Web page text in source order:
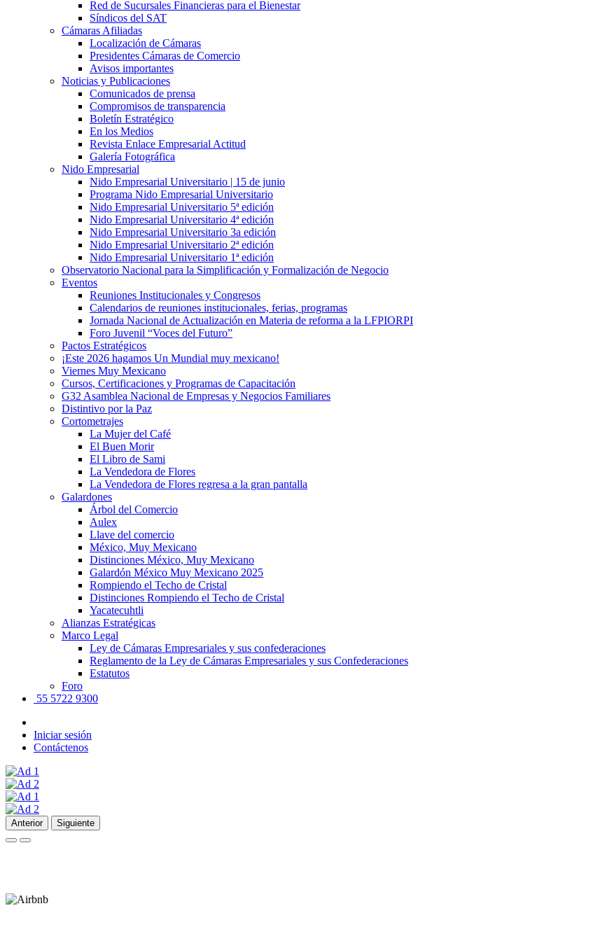
Red de Sucursales Financieras para el Bienestar
Síndicos del SAT
Cámaras Afiliadas
Localización de Cámaras
Presidentes Cámaras de Comercio
Avisos importantes
Noticias y Publicaciones
Comunicados de prensa
Compromisos de transparencia
Boletín Estratégico
En los Medios
Revista Enlace Empresarial Actitud
Galería Fotográfica
Nido Empresarial
Nido Empresarial Universitario | 15 de junio
Programa Nido Empresarial Universitario
Nido Empresarial Universitario 5ª edición
Nido Empresarial Universitario 4ª edición
Nido Empresarial Universitario 3a edición
Nido Empresarial Universitario 2ª edición
Nido Empresarial Universitario 1ª edición
Observatorio Nacional para la Simplificación y Formalización de Negocio
Eventos
Reuniones Institucionales y Congresos
Calendarios de reuniones institucionales, ferias, programas
Jornada Nacional de Actualización en Materia de reforma a la LFPIORPI
Foro Juvenil “Voces del Futuro”
Pactos Estratégicos
¡Este 2026 hagamos Un Mundial muy mexicano!
Viernes Muy Mexicano
Cursos, Certificaciones y Programas de Capacitación
G32 Asamblea Nacional de Empresas y Negocios Familiares
Distintivo por la Paz
Cortometrajes
La Mujer del Café
El Buen Morir
El Libro de Sami
La Vendedora de Flores
La Vendedora de Flores regresa a la gran pantalla
Galardones
Árbol del Comercio
Aulex
Llave del comercio
México, Muy Mexicano
Distinciones México, Muy Mexicano
Galardón México Muy Mexicano 2025
Rompiendo el Techo de Cristal
Distinciones Rompiendo el Techo de Cristal
Yacatecuhtli
Alianzas Estratégicas
Marco Legal
Ley de Cámaras Empresariales y sus confederaciones
Reglamento de la Ley de Cámaras Empresariales y sus Confederaciones
Estatutos
Foro
55 5722 9300
Iniciar sesión
Contáctenos
Anterior Siguiente